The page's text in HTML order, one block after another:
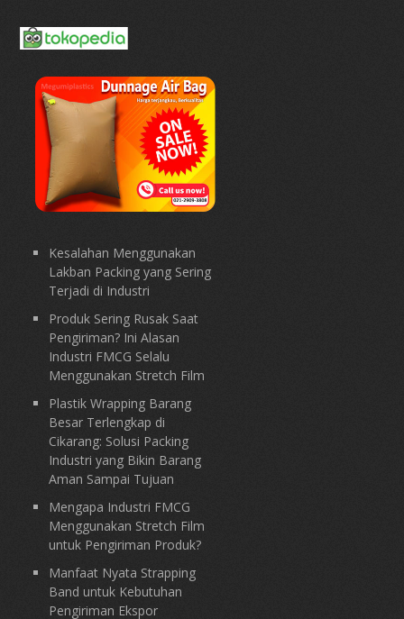
Kesalahan Menggunakan
Lakban Packing yang Sering
Terjadi di Industri
Produk Sering Rusak Saat
Pengiriman? Ini Alasan
Industri FMCG Selalu
Menggunakan Stretch Film
Plastik Wrapping Barang
Besar Terlengkap di
Cikarang: Solusi Packing
Industri yang Bikin Barang
Aman Sampai Tujuan
Mengapa Industri FMCG
Menggunakan Stretch Film
untuk Pengiriman Produk?
Manfaat Nyata Strapping
Band untuk Kebutuhan
Pengiriman Ekspor